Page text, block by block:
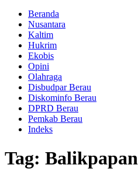
Beranda
Nusantara
Kaltim
Hukrim
Ekobis
Opini
Olahraga
Disbudpar Berau
Diskominfo Berau
DPRD Berau
Pemkab Berau
Indeks
Tag: Balikpapan